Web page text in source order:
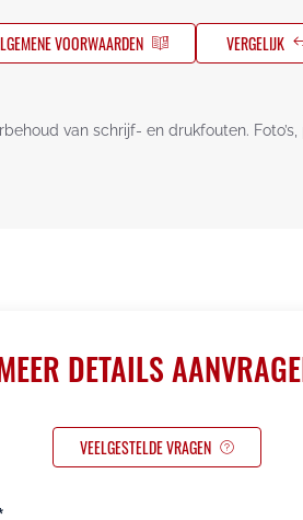
VOORWAARDEN VERGELIJK
van schrijf- en drukfouten.
DETAILS
VEELGESTELDE VRAGEN